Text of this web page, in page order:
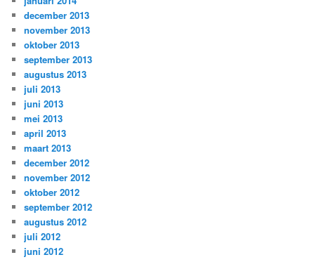
december 2013
november 2013
oktober 2013
september 2013
augustus 2013
juli 2013
juni 2013
mei 2013
april 2013
maart 2013
december 2012
november 2012
oktober 2012
september 2012
augustus 2012
juli 2012
juni 2012